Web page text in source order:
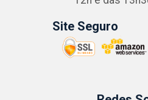
Site Seguro